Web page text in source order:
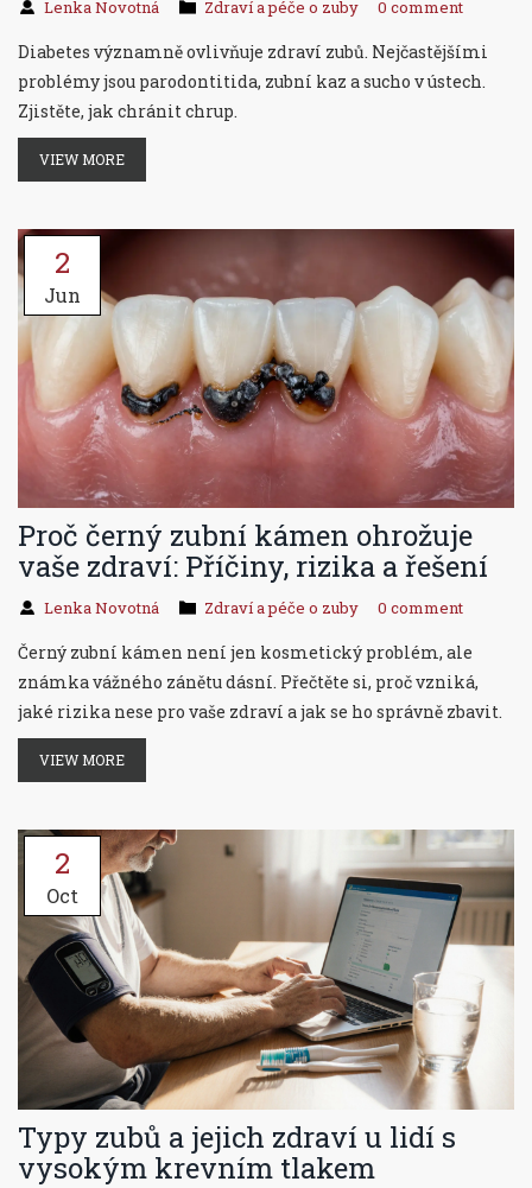
Lenka Novotná Zdraví a péče o zuby 0 comment
Diabetes významně ovlivňuje zdraví zubů. Nejčastějšími
problémy jsou parodontitida, zubní kaz a sucho v ústech.
Zjistěte, jak chránit chrup.
VIEW MORE
2
Jun
Proč černý zubní kámen ohrožuje
vaše zdraví: Příčiny, rizika a řešení
Lenka Novotná Zdraví a péče o zuby 0 comment
Černý zubní kámen není jen kosmetický problém, ale
známka vážného zánětu dásní. Přečtěte si, proč vzniká,
jaké rizika nese pro vaše zdraví a jak se ho správně zbavit.
VIEW MORE
2
Oct
Typy zubů a jejich zdraví u lidí s
vysokým krevním tlakem